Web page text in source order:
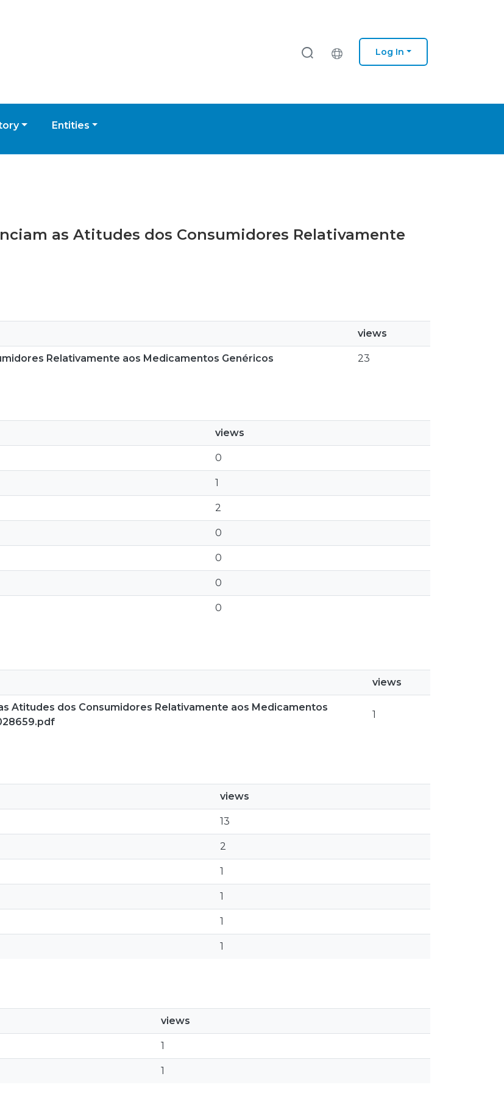
Log In
Entities
as Atitudes dos Consumidores Relativamente
views
Relativamente aos Medicamentos Genéricos 23
views
0
1
2
0
0
0
0
views
Atitudes dos Consumidores Relativamente aos Medicamentos
1
views
13
2
1
1
1
1
views
1
1